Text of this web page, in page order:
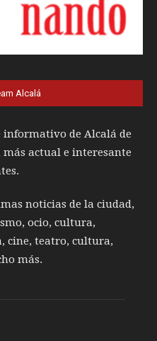
Alcalá
informativo de Alcalá de
actual e interesante
noticias de la ciudad,
ocio, cultura,
cine, teatro, cultura,
más.